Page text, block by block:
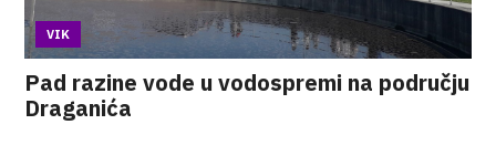
VIK
Pad razine vode u vodospremi na području
Draganića